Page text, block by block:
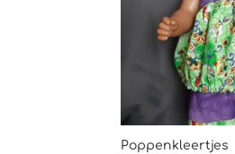
Poppenkleertjes